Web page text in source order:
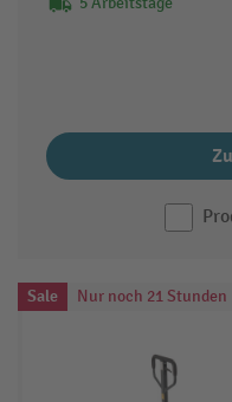
Sale Nur noch 21 Stunden